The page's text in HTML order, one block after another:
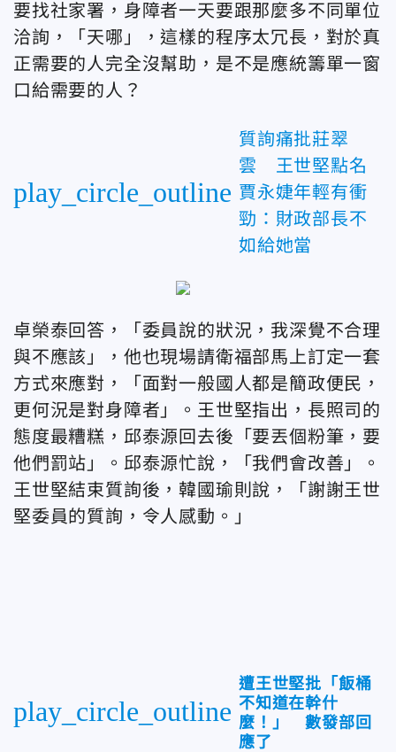
要找社家署，身障者一天要跟那麼多不同單位
洽詢，「天哪」，這樣的程序太冗長，對於真
正需要的人完全沒幫助，是不是應統籌單一窗
口給需要的人？
play_circle_outline
質詢痛批莊翠
雲 王世堅點名
賈永婕年輕有衝
勁：財政部長不
如給她當
卓榮泰回答，「委員說的狀況，我深覺不合理
與不應該」，他也現場請衛福部馬上訂定一套
方式來應對，「面對一般國人都是簡政便民，
更何況是對身障者」。王世堅指出，長照司的
態度最糟糕，邱泰源回去後「要丟個粉筆，要
他們罰站」。邱泰源忙說，「我們會改善」。
王世堅結束質詢後，韓國瑜則說，「謝謝王世
堅委員的質詢，令人感動。」
play_circle_outline
遭王世堅批「飯桶
不知道在幹什
麼！」 數發部回
應了